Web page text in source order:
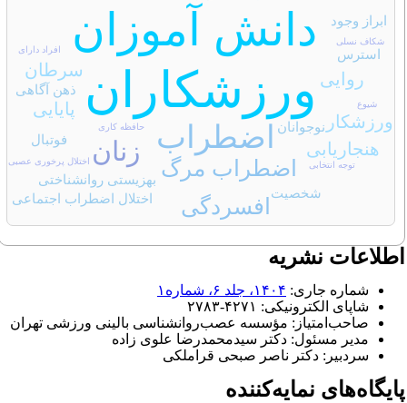
ورزشکاران
دانش آموزان
اضطراب زنان
اضطراب مرگ
افسردگی
هنجاریابی
سرطان
پایایی
روایی
ورزشکار
اختلال اضطراب اجتماعی
استرس
فوتبال
بهزیستی روانشناختی
نوجوانان
ذهن آگاهی
شخصیت
ابراز وجود
اختلال پرخوری عصبی
شیوع
شکاف نسلی
حافظه کاری
توجه انتخابی
افراد دارای
نشریه
شماره جاری: ۱۴۰۴، جلد ۶، شماره۱
شاپای الکترونیکی: ۲۷۸۳-۴۲۷۱
صاحب‌امتیاز: مؤسسه عصب‌روانشناسی بالینی ورزشی تهران
مدیر مسئول: دکتر سیدمحمدرضا علوی زاده
سردبیر: دکتر ناصر صبحی قراملکی
نمایه‌کننده